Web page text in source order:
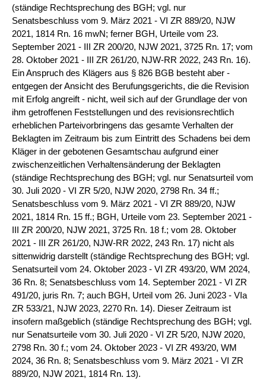
(ständige Rechtsprechung des BGH; vgl. nur
Senatsbeschluss vom 9. März 2021 - VI ZR 889/20, NJW
2021, 1814 Rn. 16 mwN; ferner BGH, Urteile vom 23.
September 2021 - III ZR 200/20, NJW 2021, 3725 Rn. 17; vom
28. Oktober 2021 - III ZR 261/20, NJW-RR 2022, 243 Rn. 16).
Ein Anspruch des Klägers aus § 826 BGB besteht aber -
entgegen der Ansicht des Berufungsgerichts, die die Revision
mit Erfolg angreift - nicht, weil sich auf der Grundlage der von
ihm getroffenen Feststellungen und des revisionsrechtlich
erheblichen Parteivorbringens das gesamte Verhalten der
Beklagten im Zeitraum bis zum Eintritt des Schadens bei dem
Kläger in der gebotenen Gesamtschau aufgrund einer
zwischenzeitlichen Verhaltensänderung der Beklagten
(ständige Rechtsprechung des BGH; vgl. nur Senatsurteil vom
30. Juli 2020 - VI ZR 5/20, NJW 2020, 2798 Rn. 34 ff.;
Senatsbeschluss vom 9. März 2021 - VI ZR 889/20, NJW
2021, 1814 Rn. 15 ff.; BGH, Urteile vom 23. September 2021 -
III ZR 200/20, NJW 2021, 3725 Rn. 18 f.; vom 28. Oktober
2021 - III ZR 261/20, NJW-RR 2022, 243 Rn. 17) nicht als
sittenwidrig darstellt (ständige Rechtsprechung des BGH; vgl.
Senatsurteil vom 24. Oktober 2023 - VI ZR 493/20, WM 2024,
36 Rn. 8; Senatsbeschluss vom 14. September 2021 - VI ZR
491/20, juris Rn. 7; auch BGH, Urteil vom 26. Juni 2023 - VIa
ZR 533/21, NJW 2023, 2270 Rn. 14). Dieser Zeitraum ist
insofern maßgeblich (ständige Rechtsprechung des BGH; vgl.
nur Senatsurteile vom 30. Juli 2020 - VI ZR 5/20, NJW 2020,
2798 Rn. 30 f.; vom 24. Oktober 2023 - VI ZR 493/20, WM
2024, 36 Rn. 8; Senatsbeschluss vom 9. März 2021 - VI ZR
889/20, NJW 2021, 1814 Rn. 13).